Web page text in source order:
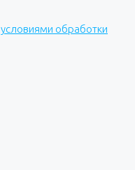
условиями обработки